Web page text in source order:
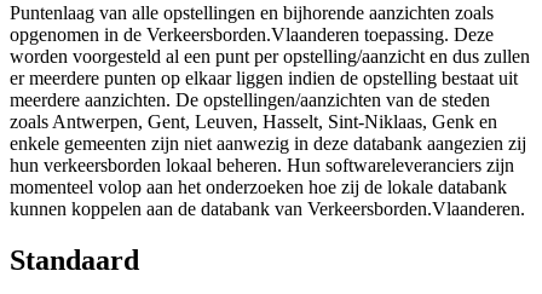
Puntenlaag van alle opstellingen en bijhorende aanzichten zoals
opgenomen in de Verkeersborden.Vlaanderen toepassing. Deze
worden voorgesteld al een punt per opstelling/aanzicht en dus zullen
er meerdere punten op elkaar liggen indien de opstelling bestaat uit
meerdere aanzichten. De opstellingen/aanzichten van de steden
zoals Antwerpen, Gent, Leuven, Hasselt, Sint-Niklaas, Genk en
enkele gemeenten zijn niet aanwezig in deze databank aangezien zij
hun verkeersborden lokaal beheren. Hun softwareleveranciers zijn
momenteel volop aan het onderzoeken hoe zij de lokale databank
kunnen koppelen aan de databank van Verkeersborden.Vlaanderen.
Standaard